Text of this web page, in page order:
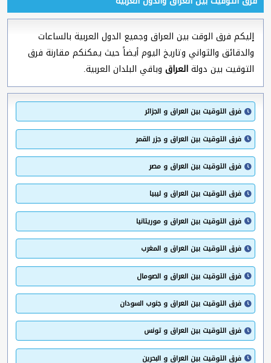
إليكم فرق الوقت بين العراق وجميع الدول العربية بالساعات
والدقائق والثواني وتاريخ اليوم أيضاً حيث يمكنكم مقارنة فرق
التوقيت بين دولةالعراق وباقي البلدان العربية.
فرق التوقيت بين العراق و الجزائر
فرق التوقيت بين العراق و جزر القمر
فرق التوقيت بين العراق و مصر
فرق التوقيت بين العراق و ليبيا
فرق التوقيت بين العراق و موريتانيا
فرق التوقيت بين العراق و المغرب
فرق التوقيت بين العراق و الصومال
فرق التوقيت بين العراق و جنوب السودان
فرق التوقيت بين العراق و تونس
فرق التوقيت بين العراق و البحرين